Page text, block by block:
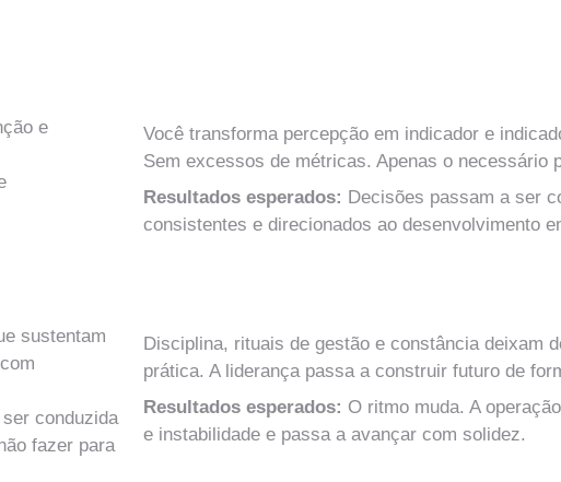
Você transforma percepção em indicador e
Sem excessos de métricas. Apenas o necessário
Resultados esperados: Decisões passam a ser
consistentes e direcionados ao desenvolvimento
Disciplina, rituais de gestão e constância deixam
prática. A liderança passa a construir futuro de
Resultados esperados: O ritmo muda. A
e instabilidade e passa a avançar com solidez.
e
sustentam
conduzida
fazer para